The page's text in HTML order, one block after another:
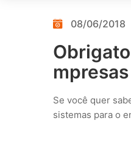
08/06/2018
Se você quer
sistemas para o